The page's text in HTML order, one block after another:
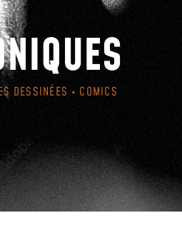
DESSINÉES • COMICS